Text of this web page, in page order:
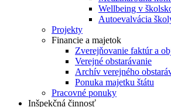
Wellbeing v
Autoevalvácia
Projekty
Financie a majetok
Zverejňovanie faktúr a
Verejné obstarávanie
Archív verejného
Ponuka majetku štátu
Pracovné ponuky
Inšpekčná činnosť